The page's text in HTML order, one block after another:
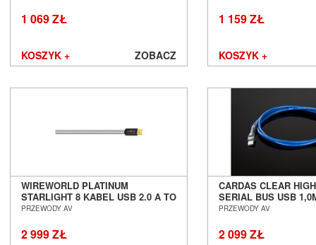
1 069 ZŁ
KOSZYK + ZOBACZ
1 159 ZŁ
KOSZYK +
WIREWORLD PLATINUM
STARLIGHT 8 KABEL USB 2.0 A TO
B (P2AB) 1M SALON POZNAŃ
PRZEWODY AV
2 999 ZŁ
CARDAS CLEAR
SERIAL BUS USB
USB AUDIO SALON
PRZEWODY AV
2 099 ZŁ